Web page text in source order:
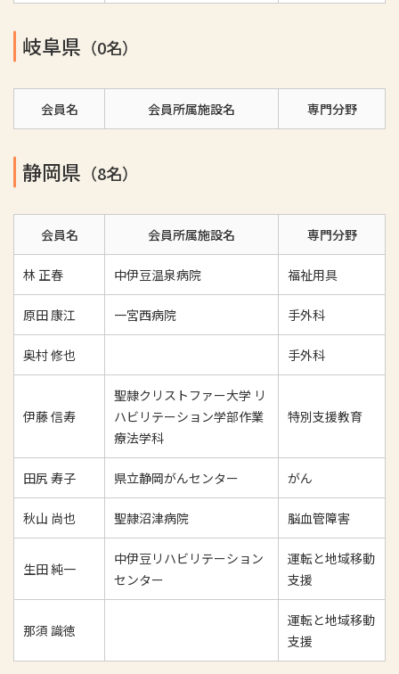
岐阜県 （0名）
会員名 会員所属施設名 専門分野
静岡県 （8名）
会員名 会員所属施設名 専門分野
林 正春 中伊豆温泉病院 福祉用具
原田 康江 一宮西病院 手外科
奥村 修也 手外科
伊藤 信寿
聖隷クリストファー大学 リ
ハビリテーション学部作業
療法学科
特別支援教育
田尻 寿子 県立静岡がんセンター がん
秋山 尚也 聖隷沼津病院 脳血管障害
生田 純一
中伊豆リハビリテーション
センター
運転と地域移動
支援
那須 識徳
運転と地域移動
支援